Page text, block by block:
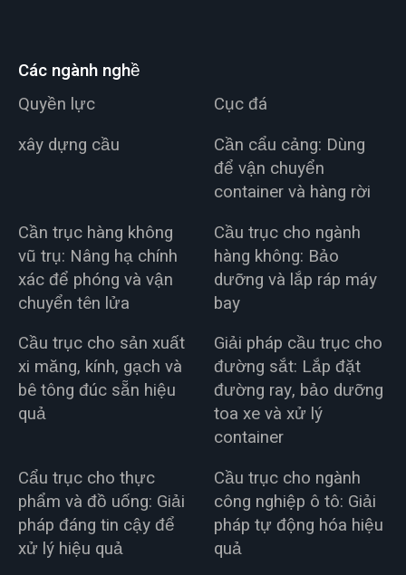
Các ngành nghề
Quyền lực
Cục đá
xây dựng cầu
Cần cẩu cảng: Dùng
để vận chuyển
container và hàng rời
Cần trục hàng không
vũ trụ: Nâng hạ chính
xác để phóng và vận
chuyển tên lửa
Cầu trục cho ngành
hàng không: Bảo
dưỡng và lắp ráp máy
bay
Cầu trục cho sản xuất
xi măng, kính, gạch và
bê tông đúc sẵn hiệu
quả
Giải pháp cầu trục cho
đường sắt: Lắp đặt
đường ray, bảo dưỡng
toa xe và xử lý
container
Cẩu trục cho thực
phẩm và đồ uống: Giải
pháp đáng tin cậy để
xử lý hiệu quả
Cầu trục cho ngành
công nghiệp ô tô: Giải
pháp tự động hóa hiệu
quả